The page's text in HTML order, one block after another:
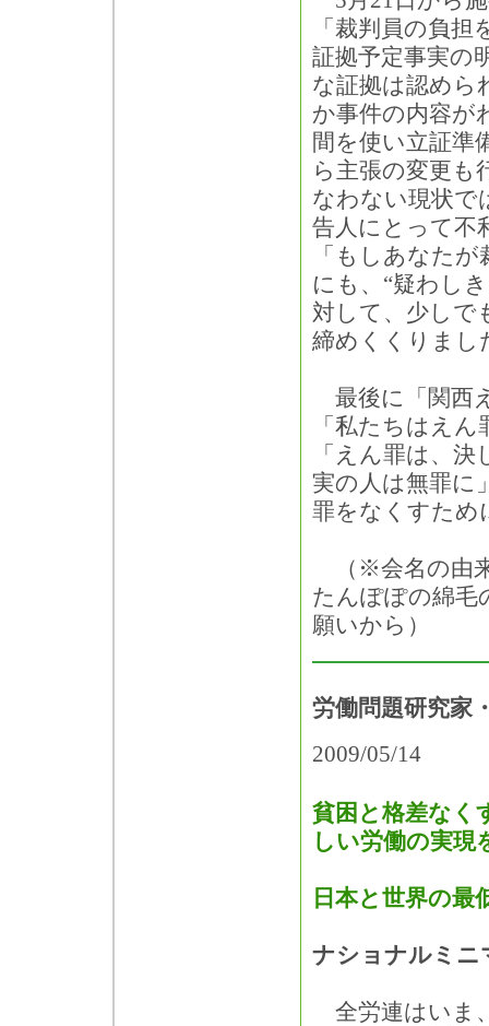
「裁判員の負
証拠予定事実の
な証拠は認めら
か事件の内容が
間を使い立証準
ら主張の変更も
なわない現状で
告人にとって不
「もしあなた
にも、“疑わし
対して、少しで
締めくくりまし
最後に「関西
「私たちはえ
「えん罪は、
実の人は無罪に
罪をなくすため
（※会名の由
たんぽぽの綿毛
願いから）
労働問題研究家
2009/05/14
貧困と格差なく
しい労働の実現
日本と世界の最
ナショナルミニ
全労連はいま